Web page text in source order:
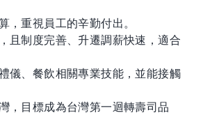
，重視員工的辛勤付出。
且制度完善、升遷調薪快速，適合
儀、餐飲相關專業技能，並能接觸
，目標成為台灣第一迴轉壽司品